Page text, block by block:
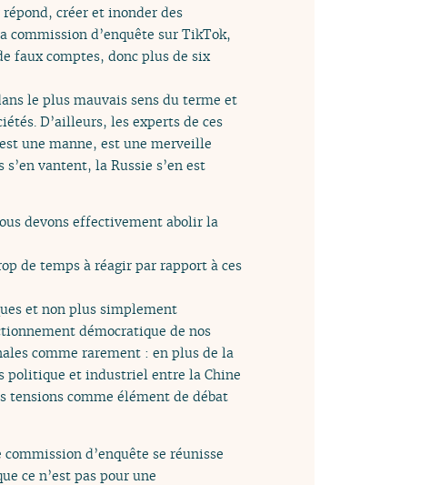
créer et inonder des
commission d’enquête sur TikTok,
faux comptes, donc plus de six
le plus mauvais sens du terme et
D’ailleurs, les experts de ces
une manne, est une merveille
vantent, la Russie s’en est
devons effectivement abolir la
de temps à réagir par rapport à ces
et non plus simplement
démocratique de nos
comme rarement : en plus de la
politique et industriel entre la Chine
comme élément de débat
d’enquête se réunisse
ce n’est pas pour une